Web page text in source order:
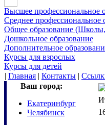
Высшее профессиональное
Среднее профессиональное
Общее образование
Дошкольное образование
Дополнительное
Курсы для взрослых
Курсы для детей
| Главная | Контакты |
Ваш город:
Екатеринбург
Челябинск